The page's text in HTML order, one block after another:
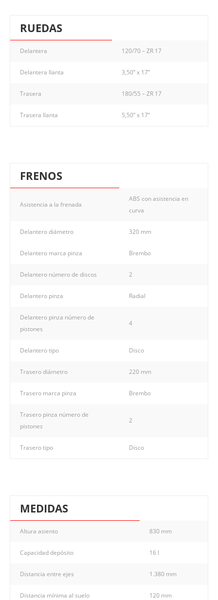
RUEDAS
Delantera 120/70 – ZR 17
Delantera llanta 3,50” x 17”
Trasera 180/55 – ZR 17
Trasera llanta 5,50” x 17”
FRENOS
Asistencia a la frenada
ABS con asistencia en
curva
Delantero diámetro 320 mm
Delantero marca pinza Brembo
Delantero número de discos 2
Delantero pinza Radial
Delantero pinza número de
pistones
4
Delantero tipo Disco
Trasero diámetro 220 mm
Trasero marca pinza Brembo
Trasero pinza número de
pistones
2
Trasero tipo Disco
MEDIDAS
Altura asiento 830 mm
Capacidad depósito 16 l
Distancia entre ejes 1.380 mm
Distancia mínima al suelo 120 mm